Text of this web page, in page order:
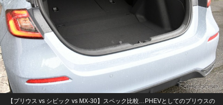
【プリウス vs シビック vs MX-30】スペック比較…PHEVとしてのプリウスの